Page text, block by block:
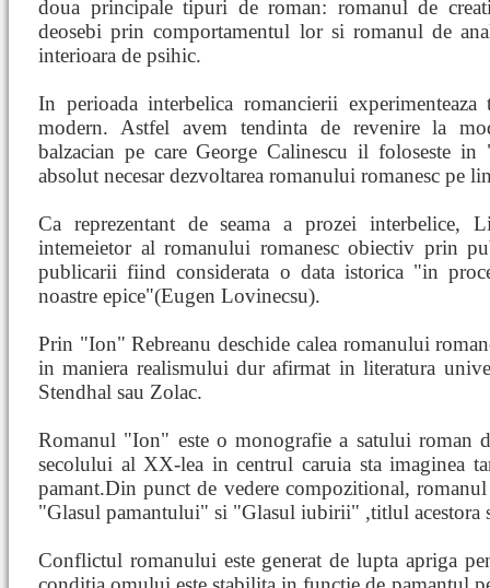
doua principale tipuri de roman: romanul de
deosebi prin comportamentul lor si romanul de
interioara de psihic.
In perioada interbelica romancierii
modern. Astfel avem tendinta de revenire la
balzacian pe care George Calinescu il foloseste
absolut necesar dezvoltarea romanului romanesc pe
Ca reprezentant de seama a prozei interbelice,
intemeietor al romanului romanesc obiectiv prin
publicarii fiind considerata o data istorica "in
noastre epice"(Eugen Lovinecsu).
Prin "Ion" Rebreanu deschide calea romanului
in maniera realismului dur afirmat in literatura
Stendhal sau Zolac.
Romanul "Ion" este o monografie a satului roman
secolului al XX-lea in centrul caruia sta imaginea
pamant.Din punct de vedere compozitional,
"Glasul pamantului" si "Glasul iubirii" ,titlul acestora
Conflictul romanului este generat de lupta apriga